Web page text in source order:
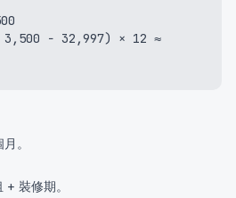
3,500 − 32,997) × 12 ≈
。
裝修期。